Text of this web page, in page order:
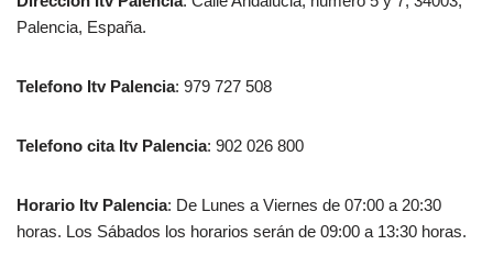
Palencia, España.‎‎
Telefono Itv Palencia: 979 727 508
Telefono cita Itv Palencia: 902 026 800
Horario Itv Palencia: De Lunes a Viernes de 07:00 a 20:30
horas. Los Sábados los horarios serán de 09:00 a 13:30 horas.